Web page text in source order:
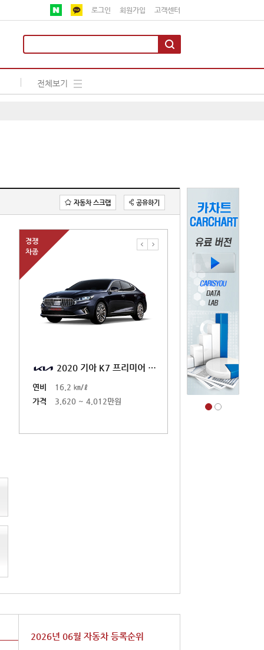
로그인 회원가입 고객센터
전체보기
자동차 스크랩 공유하기
경쟁
차종
하이브리드(YG) 2018 기아 뉴 K7 하이브리드(YG)
연비
16.2 ㎞/ℓ
가격
3,522 ~ 3,900만원
2020 기아 K7 프
연비
16.2 ㎞/ℓ
가격
3,620 ~
2026년 06월 자동차 등록순위